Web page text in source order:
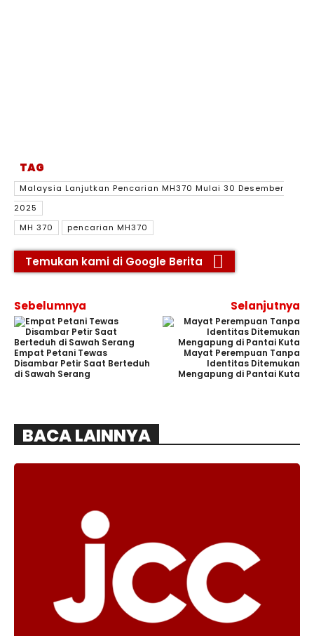
TAG
Malaysia Lanjutkan Pencarian MH370 Mulai 30 Desember
2025
MH 370
pencarian MH370
Temukan kami di Google Berita
Sebelumnya
Empat Petani Tewas
Disambar Petir Saat Berteduh
di Sawah Serang
Selanjutnya
Mayat Perempuan Tanpa
Identitas Ditemukan
Mengapung di Pantai Kuta
BACA LAINNYA